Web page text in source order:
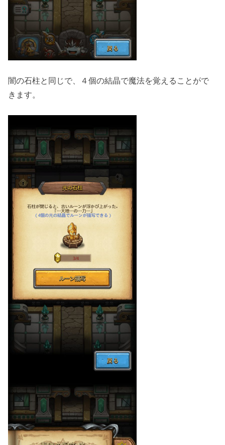
闇の石柱と同じで、４個の結晶で魔法を覚えることがで
きます。